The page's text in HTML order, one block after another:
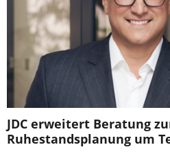
JDC erweitert Beratung
Ruhestandsplanung um